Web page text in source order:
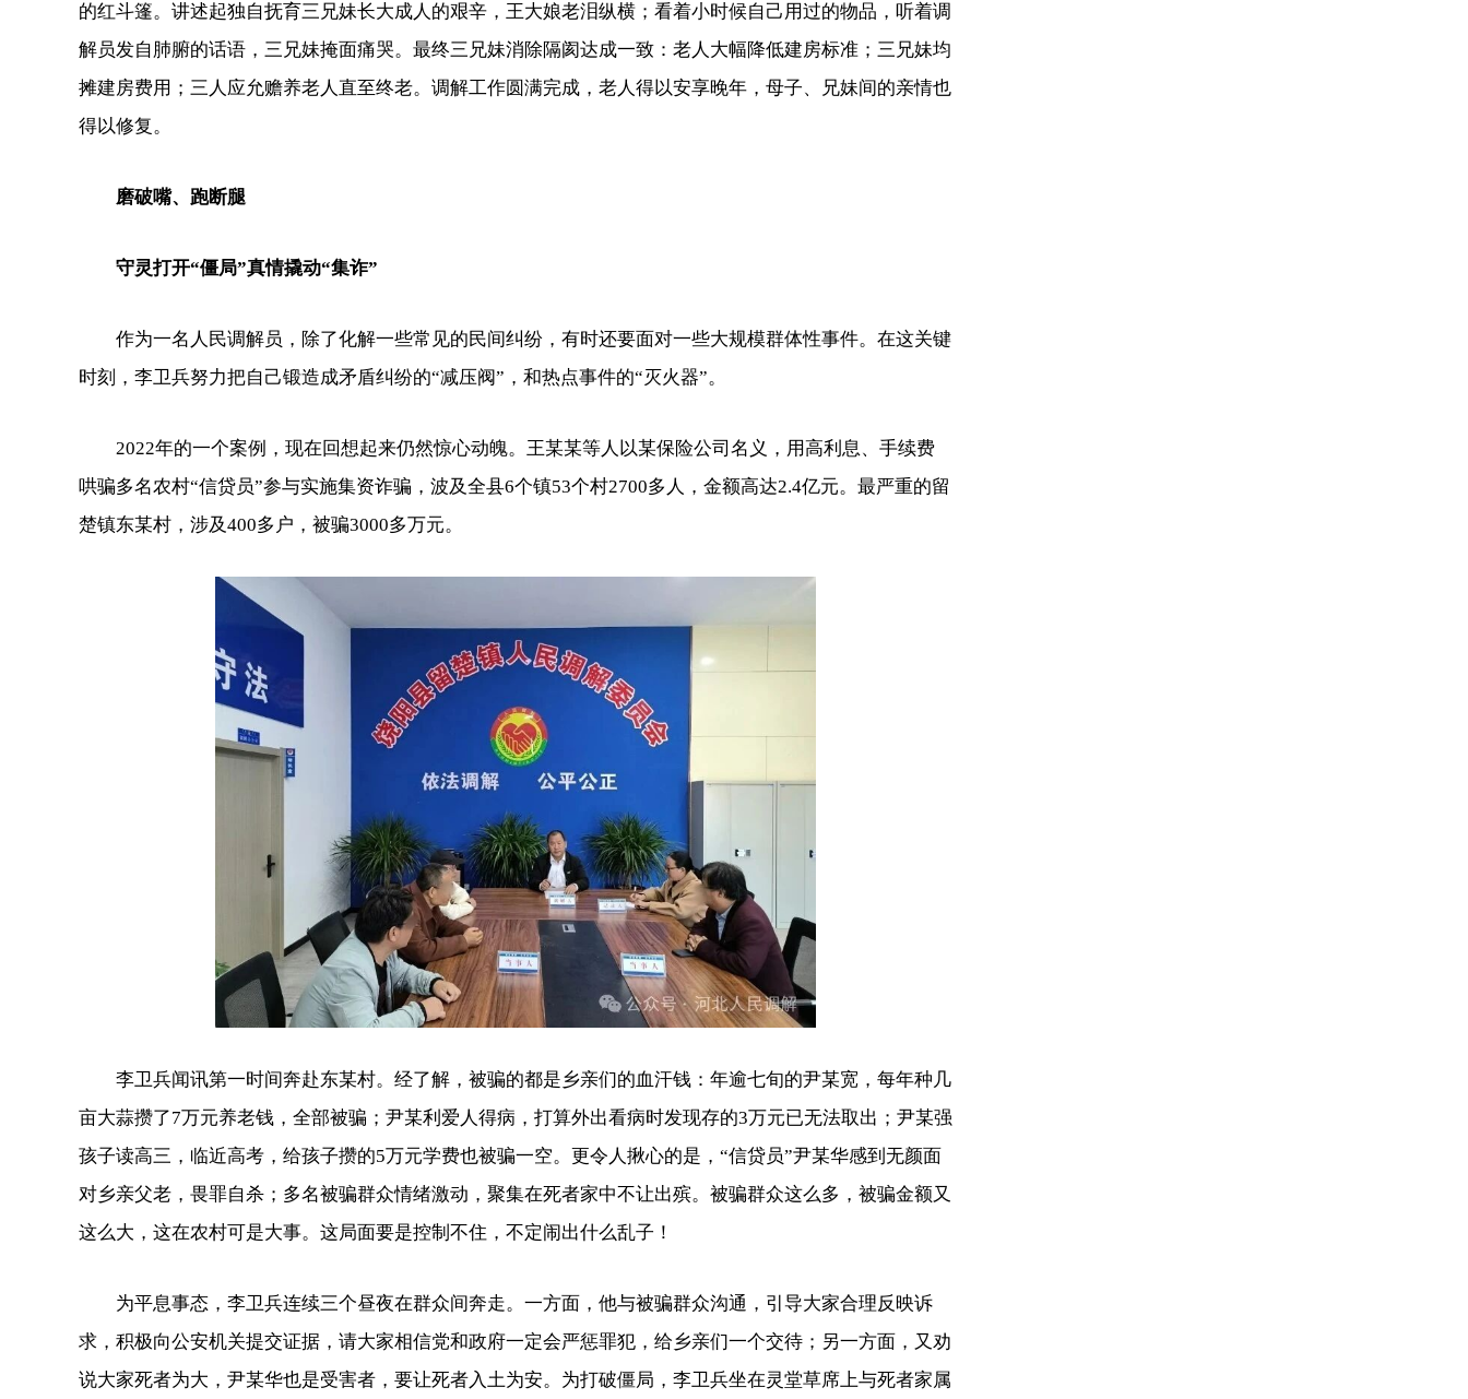
的红斗篷。讲述起独自抚育三兄妹长大成人的艰辛，王大娘老泪纵横；看着小时候自己用过的物品，听着调
解员发自肺腑的话语，三兄妹掩面痛哭。最终三兄妹消除隔阂达成一致：老人大幅降低建房标准；三兄妹均
摊建房费用；三人应允赡养老人直至终老。调解工作圆满完成，老人得以安享晚年，母子、兄妹间的亲情也
得以修复。
磨破嘴、跑断腿
守灵打开“僵局”真情撬动“集诈”
作为一名人民调解员，除了化解一些常见的民间纠纷，有时还要面对一些大规模群体性事件。在这关键
时刻，李卫兵努力把自己锻造成矛盾纠纷的“减压阀”，和热点事件的“灭火器”。
2022年的一个案例，现在回想起来仍然惊心动魄。王某某等人以某保险公司名义，用高利息、手续费
哄骗多名农村“信贷员”参与实施集资诈骗，波及全县6个镇53个村2700多人，金额高达2.4亿元。最严重的留
楚镇东某村，涉及400多户，被骗3000多万元。
李卫兵闻讯第一时间奔赴东某村。经了解，被骗的都是乡亲们的血汗钱：年逾七旬的尹某宽，每年种几
亩大蒜攒了7万元养老钱，全部被骗；尹某利爱人得病，打算外出看病时发现存的3万元已无法取出；尹某强
孩子读高三，临近高考，给孩子攒的5万元学费也被骗一空。更令人揪心的是，“信贷员”尹某华感到无颜面
对乡亲父老，畏罪自杀；多名被骗群众情绪激动，聚集在死者家中不让出殡。被骗群众这么多，被骗金额又
这么大，这在农村可是大事。这局面要是控制不住，不定闹出什么乱子！
为平息事态，李卫兵连续三个昼夜在群众间奔走。一方面，他与被骗群众沟通，引导大家合理反映诉
求，积极向公安机关提交证据，请大家相信党和政府一定会严惩罪犯，给乡亲们一个交待；另一方面，又劝
说大家死者为大，尹某华也是受害者，要让死者入土为安。为打破僵局，李卫兵坐在灵堂草席上与死者家属